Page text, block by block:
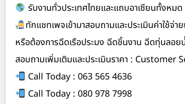
รับงานทั่วประเทศไทยและแถบอาเซียนทั้งหมด
ทักแชทเพจเข้ามาสอบถามและประเมินค่าใช้
หรือต้องการฉีดเรือประมง ฉีดชิ้นงาน ฉีดทุ่นลอย
สอบถามเพิ่มเติมและประเมินราคา : Customer
Call Today : 063 565 4636
Call Today : 080 978 7998